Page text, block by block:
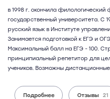
в 1998 г. окончила филологический
государственный университета. С
русский язык в Институте
Занимается подготовкой к ЕГЭ и
Максимальный балл на ЕГЭ - 100.
принципиальный репетитор для
учеников. Возможны дистанционные
Подробнее Отзывы 21